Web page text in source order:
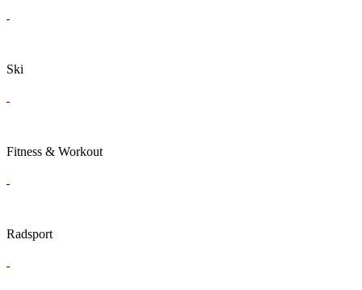
Ski
Fitness & Workout
Radsport